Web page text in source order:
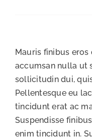
Mauris finibus
accumsan nulla ut
sollicitudin dui,
Pellentesque eu
tincidunt erat ac
Suspendisse
enim tincidunt in.